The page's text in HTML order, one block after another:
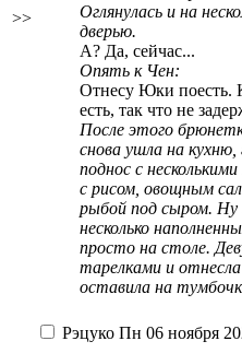
>>
Оглянулась и на
дверью.
А? Да, сейчас...
Опять к Чен:
Отнесу Юки поесть.
есть, так что не
После этого
снова ушла на
поднос с
с рисом, овощным
рыбой под сыром.
несколько
просто на столе.
тарелками и
оставила на
Рэцуко Пн 06 ноября